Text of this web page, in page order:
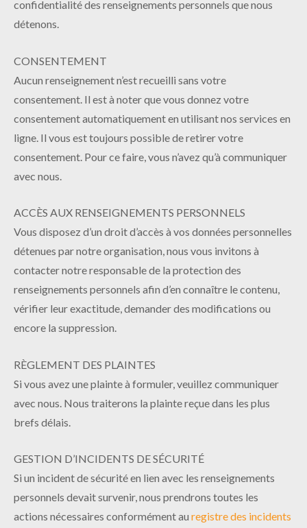
confidentialité des renseignements personnels que nous
détenons.
CONSENTEMENT
Aucun renseignement n’est recueilli sans votre
consentement. Il est à noter que vous donnez votre
consentement automatiquement en utilisant nos services en
ligne. Il vous est toujours possible de retirer votre
consentement. Pour ce faire, vous n’avez qu’à communiquer
avec nous.
ACCÈS AUX RENSEIGNEMENTS PERSONNELS
Vous disposez d’un droit d’accès à vos données personnelles
détenues par notre organisation, nous vous invitons à
contacter notre responsable de la protection des
renseignements personnels afin d’en connaître le contenu,
vérifier leur exactitude, demander des modifications ou
encore la suppression.
RÈGLEMENT DES PLAINTES
Si vous avez une plainte à formuler, veuillez communiquer
avec nous. Nous traiterons la plainte reçue dans les plus
brefs délais.
GESTION D’INCIDENTS DE SÉCURITÉ
Si un incident de sécurité en lien avec les renseignements
personnels devait survenir, nous prendrons toutes les
actions nécessaires conformément au registre des incidents